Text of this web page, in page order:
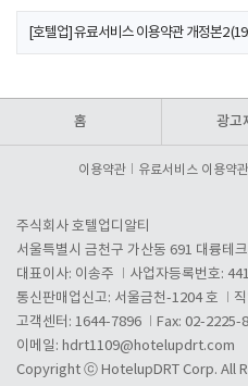
[호텔업] 유료서비스 이용약관 개정본2
홈 광고
이용약관 유료서비스 이용약관
주식회사 호텔업디알티
서울특별시 금천구 가산동 691 대륭테
대표이사: 이송주
사업자등록번호:
통신판매업신고: 서울금천-1204 호
고객센터: 1644-7896
Fax: 02-2225-
이메일: hdrt1109@hotelupdrt.com
Copyright ⓒ HotelupDRT Corp. All